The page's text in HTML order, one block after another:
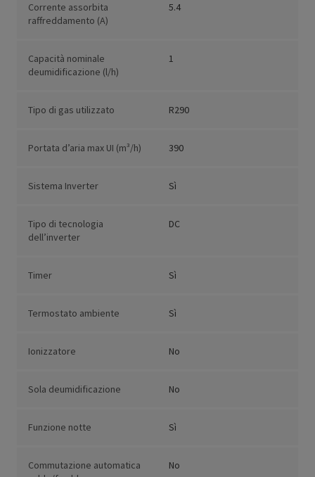
Corrente assorbita
raffreddamento (A)
5.4
Capacità nominale
deumidificazione (l/h)
1
Tipo di gas utilizzato R290
Portata d’aria max UI (m³/h) 390
Sistema Inverter Sì
Tipo di tecnologia
dell’inverter
DC
Timer Sì
Termostato ambiente Sì
Ionizzatore No
Sola deumidificazione No
Funzione notte Sì
Commutazione automatica
No